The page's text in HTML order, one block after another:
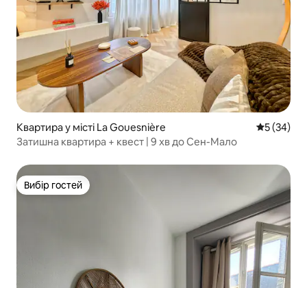
Квартира у місті La Gouesnière Середня
5 (34)
Затишна квартира + квест | 9 хв до Сен-Мало
Вибір гостей
Вибір гостей